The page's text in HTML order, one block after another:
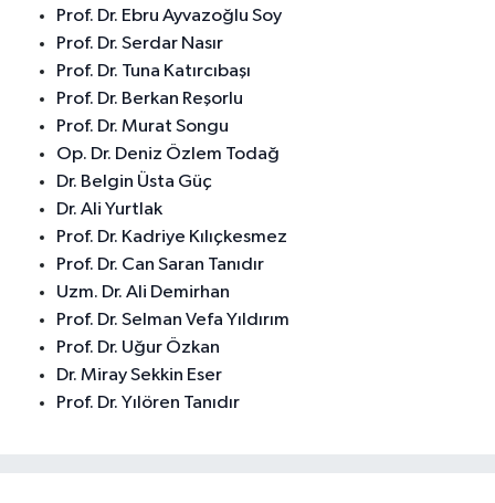
Prof. Dr. Ebru Ayvazoğlu Soy
Prof. Dr. Serdar Nasır
Prof. Dr. Tuna Katırcıbaşı
Prof. Dr. Berkan Reşorlu
Prof. Dr. Murat Songu
Op. Dr. Deniz Özlem Todağ
Dr. Belgin Üsta Güç
Dr. Ali Yurtlak
Prof. Dr. Kadriye Kılıçkesmez
Prof. Dr. Can Saran Tanıdır
Uzm. Dr. Ali Demirhan
Prof. Dr. Selman Vefa Yıldırım
Prof. Dr. Uğur Özkan
Dr. Miray Sekkin Eser
Prof. Dr. Yılören Tanıdır